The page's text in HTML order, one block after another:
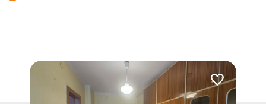
Dodaj do